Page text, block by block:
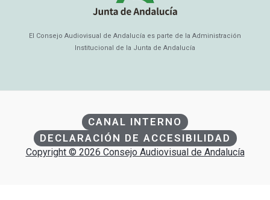
El Consejo Audiovisual de Andalucía es parte de la Administración
Institucional de la Junta de Andalucía
CANAL INTERNO
DECLARACIÓN DE ACCESIBILIDAD
Copyright © 2026 Consejo Audiovisual de Andalucía